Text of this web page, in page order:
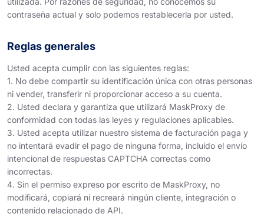
contraseña actual y solo podemos restablecerla por usted.
Reglas generales
Usted acepta cumplir con las siguientes reglas:
1. No debe compartir su identificación única con otras personas
ni vender, transferir ni proporcionar acceso a su cuenta.
2. Usted declara y garantiza que utilizará MaskProxy de
conformidad con todas las leyes y regulaciones aplicables.
3. Usted acepta utilizar nuestro sistema de facturación paga y
no intentará evadir el pago de ninguna forma, incluido el envío
intencional de respuestas CAPTCHA correctas como
incorrectas.
4. Sin el permiso expreso por escrito de MaskProxy, no
modificará, copiará ni recreará ningún cliente, integración o
contenido relacionado de API.